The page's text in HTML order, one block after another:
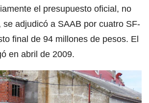
el presupuesto oficial, no
se adjudicó a SAAB por cuatro SF-
final de 94 millones de pesos. El
en abril de 2009.